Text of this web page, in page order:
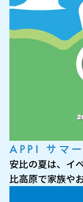
APPI サマ
安比の夏は、イ
比高原で家族や